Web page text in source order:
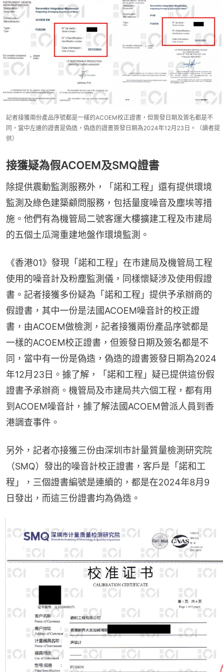
記者接獲兩份產品序號都是一樣的ACOEM校正證書，但簽發日期及簽名都是不
同，當中左邊的證書是偽造，偽造的證書簽發日期為2024年12月23日。（讀者提
供）
接獲疑為假ACOEM及SMQ證書
除提供震動監測服務外，「諾和工程」還有提供環境
監測及綠色建築顧問服務，包括量度噪音及塵埃等措
施。他們有為機管局二號客運大樓擴建工程及市建局
的五個土瓜灣重建地盤作環境監測。
《香港01》發現「諾和工程」在市建局及機管局工程
使用的噪音計及粉塵監測儀，同樣懷疑涉及使用假證
書。記者接獲多份疑為「諾和工程」提供予承辦商的
假證書，其中一份是法國ACOEM噪音計的校正證
書，由ACOEM做檢測，記者接獲兩份產品序號都是
一樣的ACOEM校正證書，但簽發日期及簽名都是不
同，當中有一份是偽造，偽造的證書簽發日期為2024
年12月23日。據了解，「諾和工程」疑已提供這份假
證書予承辦商。機管局及市建局共六個工程，都有用
到ACOEM噪音計，據了解法國ACOEM曾派人員到香
港調查事件。
另外，記者亦接獲三份由深圳市計量質量檢測研究院
（SMQ）發出的噪音計校正證書，客戶是「諾和工
程」，三個證書編號是連續的，都是在2024年8月9
日發出，而這三份證書均為偽造。